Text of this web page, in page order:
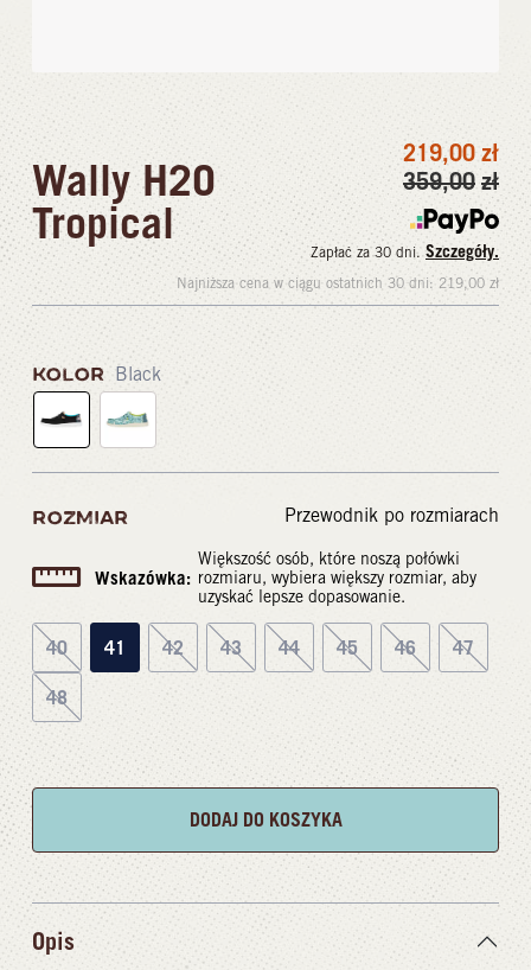
Wally H2O
Tropical
219,00 zł
359,00 zł
Zapłać za 30 dni.Szczegóły.
Najniższa cena w ciągu ostatnich 30 dni: 219,00 zł
KOLOR Black
ROZMIAR Przewodnik po rozmiarach
Wskazówka:
Większość osób, które noszą połówki
rozmiaru, wybiera większy rozmiar, aby
uzyskać lepsze dopasowanie.
40 41 42 43 44 45 46 47
48
DODAJ DO KOSZYKA
Opis